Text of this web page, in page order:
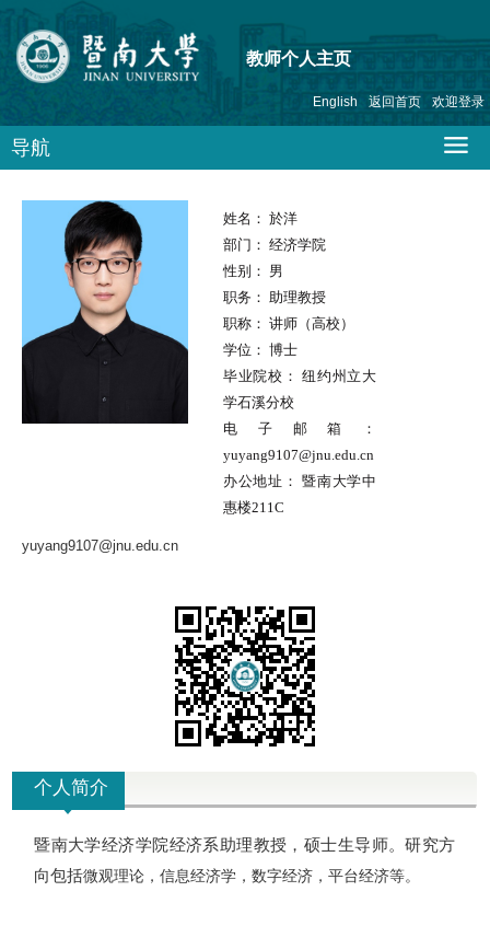
教师个人主页
English 返回首页 欢迎登录
导航
姓名： 於洋
部门： 经济学院
性别： 男
职务： 助理教授
职称： 讲师（高校）
学位： 博士
毕业院校：纽约州立大
学石溪分校
电子邮箱：
yuyang9107@jnu.edu.cn
办公地址：暨南大学中
惠楼211C
yuyang9107@jnu.edu.cn
个人简介
暨南大学经济学院经济系助理教授，硕士生导师。研究方
向包括微观理论，信息经济学，数字经济，平台经济等。